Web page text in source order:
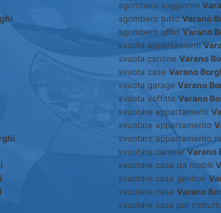
sgombero soggiorno
sgombero tutto Varano
sgombero uffici Varano
svuota appartamenti
svuota cantine Varano
svuota case Varano
svuota garage Varano
svuota soffitte Varano
svuotare appartamenti
svuotare appartamento
svuotare appartamento
svuotare cantine Varano
svuotare casa da mobili
svuotare casa genitori
svuotare casa Varano
svuotare casa per